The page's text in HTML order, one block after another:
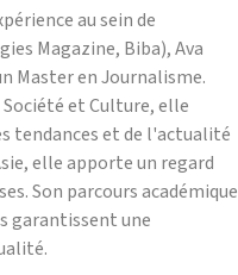
au sein de
Magazine, Biba), Ava
Master en Journalisme.
et Culture, elle
tendances et de l'actualité
elle apporte un regard
Son parcours académique
garantissent une